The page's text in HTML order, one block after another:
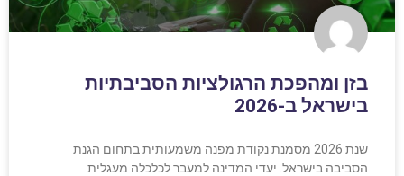
בזן ומהפכת הרגולציות הסביבתיות
בישראל ב-2026
שנת 2026 מסמנת נקודת מפנה משמעותית בתחום הגנת
הסביבה בישראל. יעדי המדינה למעבר לכלכלה מעגלית